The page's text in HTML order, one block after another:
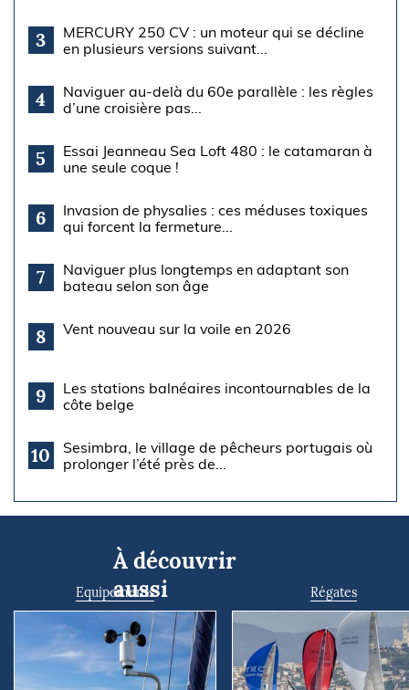
3
MERCURY 250 CV : un moteur qui se décline
en plusieurs versions suivant...
4
Naviguer au-delà du 60e parallèle : les règles
d’une croisière pas...
5
Essai Jeanneau Sea Loft 480 : le catamaran à
une seule coque !
6
Invasion de physalies : ces méduses toxiques
qui forcent la fermeture...
7
Naviguer plus longtemps en adaptant son
bateau selon son âge
8 Vent nouveau sur la voile en 2026
9
Les stations balnéaires incontournables de la
côte belge
10
Sesimbra, le village de pêcheurs portugais où
prolonger l’été près de...
À découvrir
aussi
Equipements Régates